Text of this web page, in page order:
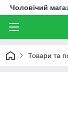
Чоловічий
Товари та